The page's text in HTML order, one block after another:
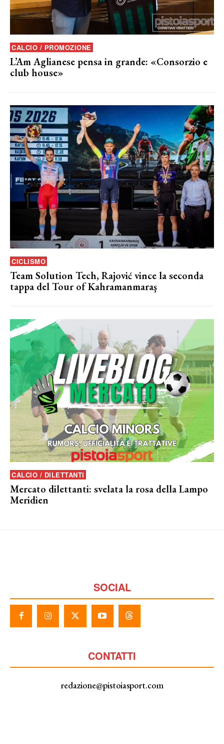
CALCIO / PROMOZIONE
L’Am Aglianese pensa in grande: «Consorzio e
club house»
CICLISMO
Team Solution Tech, Rajović vince la seconda
tappa del Tour of Kahramanmaraş
CALCIO / DILETTANTI
Mercato dilettanti: svelata la rosa della Lampo
Meridien
SOCIAL
CONTATTI
redazione@pistoiasport.com